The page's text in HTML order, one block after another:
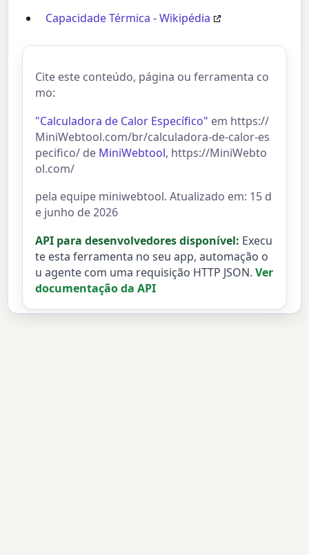
Capacidade Térmica - Wikipédia
Cite este conteúdo, página ou ferramenta co
mo:
"Calculadora de Calor Específico" em https://
MiniWebtool.com/br/calculadora-de-calor-es
pecifico/ de MiniWebtool, https://MiniWebto
ol.com/
pela equipe miniwebtool. Atualizado em: 15 d
e junho de 2026
API para desenvolvedores disponível: Execu
te esta ferramenta no seu app, automação o
u agente com uma requisição HTTP JSON. Ver
documentação da API